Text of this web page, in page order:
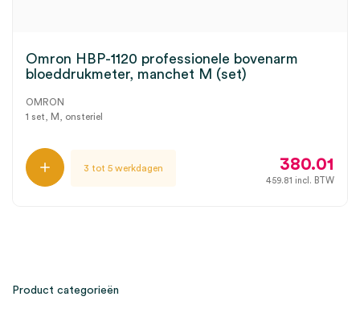
Omron HBP-1120 professionele bovenarm
bloeddrukmeter, manchet M (set)
OMRON
1 set, M, onsteriel
3 tot 5 werkdagen 380.01
459.81 incl. BTW
Product categorieën